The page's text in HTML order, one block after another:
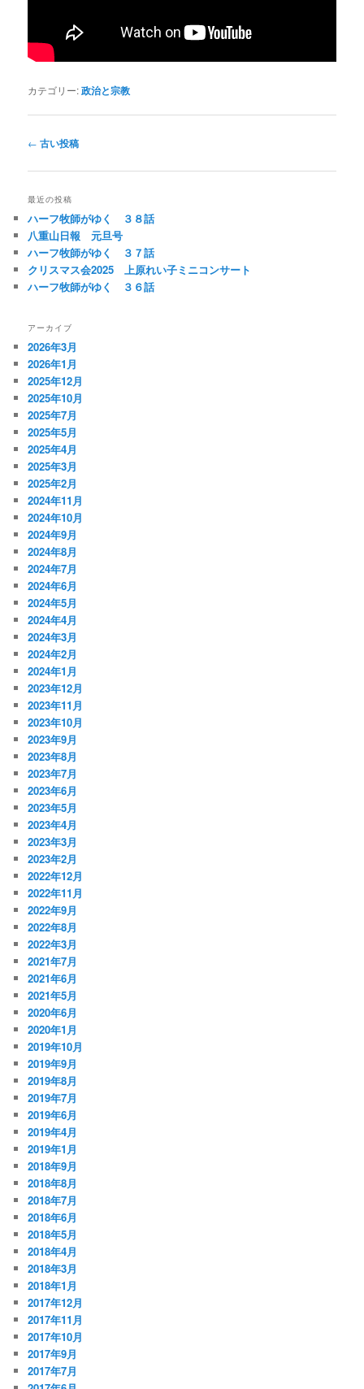
カテゴリー:政治と宗教
投稿ナビゲーション
← 古い投稿
最近の投稿
ハーフ牧師がゆく ３８話
八重山日報 元旦号
ハーフ牧師がゆく ３７話
クリスマス会2025 上原れい子ミニコンサート
ハーフ牧師がゆく ３６話
アーカイブ
2026年3月
2026年1月
2025年12月
2025年10月
2025年7月
2025年5月
2025年4月
2025年3月
2025年2月
2024年11月
2024年10月
2024年9月
2024年8月
2024年7月
2024年6月
2024年5月
2024年4月
2024年3月
2024年2月
2024年1月
2023年12月
2023年11月
2023年10月
2023年9月
2023年8月
2023年7月
2023年6月
2023年5月
2023年4月
2023年3月
2023年2月
2022年12月
2022年11月
2022年9月
2022年8月
2022年3月
2021年7月
2021年6月
2021年5月
2020年6月
2020年1月
2019年10月
2019年9月
2019年8月
2019年7月
2019年6月
2019年4月
2019年1月
2018年9月
2018年8月
2018年7月
2018年6月
2018年5月
2018年4月
2018年3月
2018年1月
2017年12月
2017年11月
2017年10月
2017年9月
2017年7月